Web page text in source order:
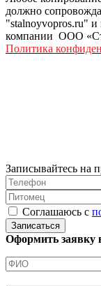
должно
"stalnoyvopros.ru" и
компании ООО
Политика
Записывайтесь на
Соглашаюсь с
Записаться
Оформить заявку